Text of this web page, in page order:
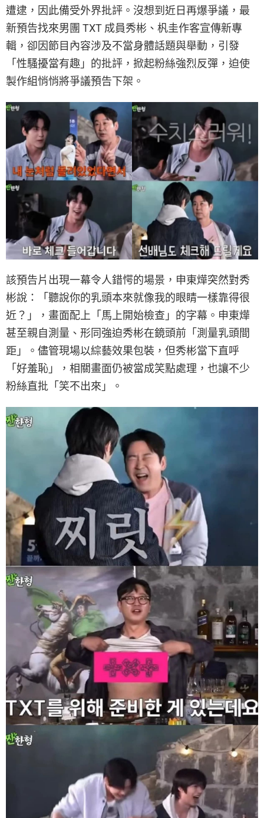
遭逮，因此備受外界批評。沒想到近日再爆爭議，最
新預告找來男團 TXT 成員秀彬、杋圭作客宣傳新專
輯，卻因節目內容涉及不當身體話題與舉動，引發
「性騷擾當有趣」的批評，掀起粉絲強烈反彈，迫使
製作組悄悄將爭議預告下架。
該預告片出現一幕令人錯愕的場景，申東燁突然對秀
彬說：「聽說你的乳頭本來就像我的眼睛一樣靠得很
近？」，畫面配上「馬上開始檢查」的字幕。申東燁
甚至親自測量、形同強迫秀彬在鏡頭前「測量乳頭間
距」。儘管現場以綜藝效果包裝，但秀彬當下直呼
「好羞恥」，相關畫面仍被當成笑點處理，也讓不少
粉絲直批「笑不出來」。